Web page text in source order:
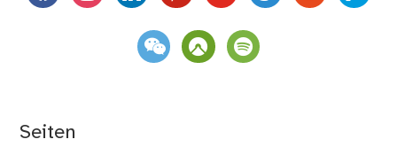
weixin komootspotify
Seiten